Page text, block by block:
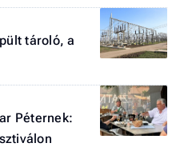
tároló, a
Péternek: